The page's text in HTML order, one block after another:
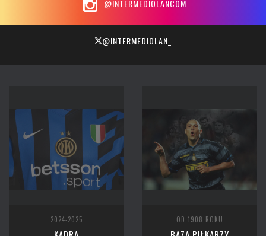
@INTERMEDIOLANCOM
@INTERMEDIOLAN_
2024-2025 OD 1908 ROKU